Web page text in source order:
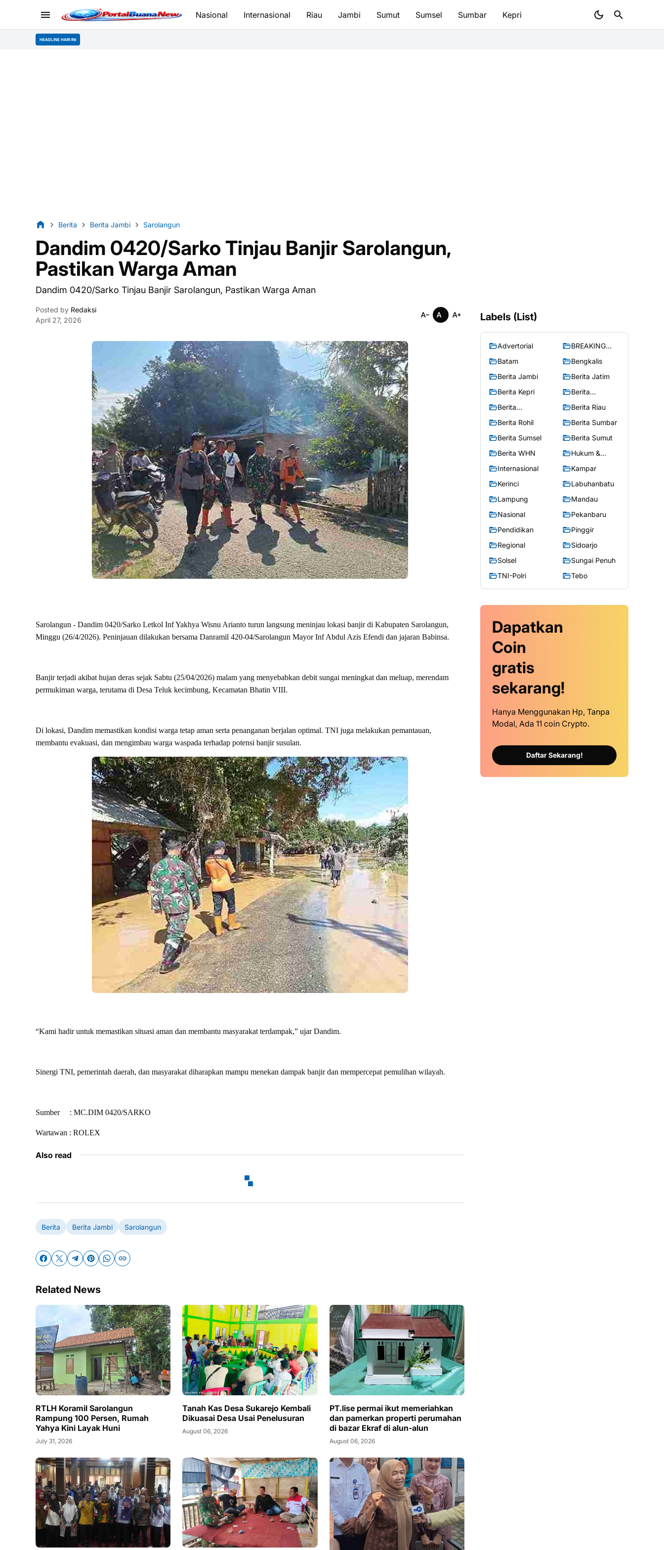
Nasional Internasional Riau Jambi Sumut Sumsel Sumbar Kepri
HEADLINE HARI INI
Berita Berita Jambi Sarolangun
Dandim 0420/Sarko Tinjau Banjir Sarolangun,
Pastikan Warga Aman
Dandim 0420/Sarko Tinjau Banjir Sarolangun, Pastikan Warga Aman
Posted by Redaksi
April 27, 2026
Sarolangun - Dandim 0420/Sarko Letkol Inf Yakhya Wisnu Arianto turun langsung meninjau lokasi banjir di Kabupaten Sarolangun,
Minggu (26/4/2026). Peninjauan dilakukan bersama Danramil 420-04/Sarolangun Mayor Inf Abdul Azis Efendi dan jajaran Babinsa.
Banjir terjadi akibat hujan deras sejak Sabtu (25/04/2026) malam yang menyebabkan debit sungai meningkat dan meluap, merendam
permukiman warga, terutama di Desa Teluk kecimbung, Kecamatan Bhatin VIII.
Di lokasi, Dandim memastikan kondisi warga tetap aman serta penanganan berjalan optimal. TNI juga melakukan pemantauan,
membantu evakuasi, dan mengimbau warga waspada terhadap potensi banjir susulan.
“Kami hadir untuk memastikan situasi aman dan membantu masyarakat terdampak,” ujar Dandim.
Sinergi TNI, pemerintah daerah, dan masyarakat diharapkan mampu menekan dampak banjir dan mempercepat pemulihan wilayah.
Sumber : MC.DIM 0420/SARKO
Wartawan : ROLEX
Also read
Berita Berita Jambi Sarolangun
Related News
RTLH Koramil Sarolangun
Rampung 100 Persen, Rumah
Yahya Kini Layak Huni
July 31, 2026
Tanah Kas Desa Sukarejo Kembali
Dikuasai Desa Usai Penelusuran
August 06, 2026
PT.lise permai ikut memeriahkan
dan pamerkan properti perumahan
di bazar Ekraf di alun-alun
August 06, 2026
Labels (List)
Advertorial
BREAKING
Batam
Bengkalis
Berita Jambi
Berita Jatim
Berita Kepri
Berita
Berita
Berita Riau
Berita Rohil
Berita Sumbar
Berita Sumsel
Berita Sumut
Berita WHN
Hukum &
Internasional
Kampar
Kerinci
Labuhanbatu
Lampung
Mandau
Nasional
Pekanbaru
Pendidikan
Pinggir
Regional
Sidoarjo
Solsel
Sungai Penuh
TNI-Polri
Tebo
Dapatkan
Coin
gratis
sekarang!
Hanya Menggunakan Hp, Tanpa
Modal, Ada 11 coin Crypto.
Daftar Sekarang!